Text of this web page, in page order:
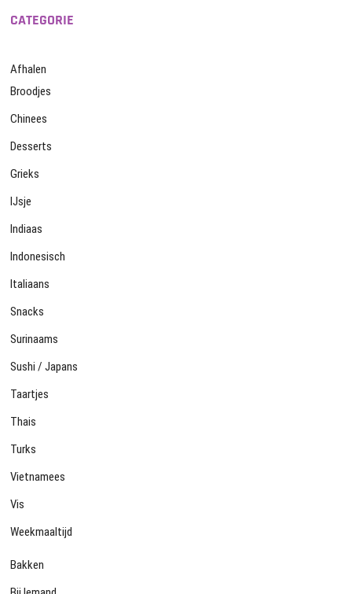
CATEGORIE
Afhalen
Broodjes
Chinees
Desserts
Grieks
IJsje
Indiaas
Indonesisch
Italiaans
Snacks
Surinaams
Sushi / Japans
Taartjes
Thais
Turks
Vietnamees
Vis
Weekmaaltijd
Bakken